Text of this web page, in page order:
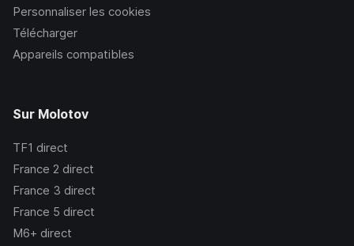
Personnaliser les cookies
Télécharger
Appareils compatibles
Sur Molotov
TF1 direct
France 2 direct
France 3 direct
France 5 direct
M6+ direct